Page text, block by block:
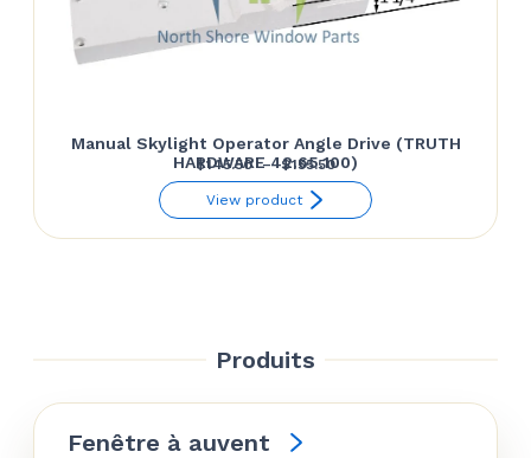
Manual Skylight Operator Angle Drive (TRUTH
HARDWARE 42.65.100)
$145.50 – $155.50Plage
View product
Produits
Fenêtre à auvent